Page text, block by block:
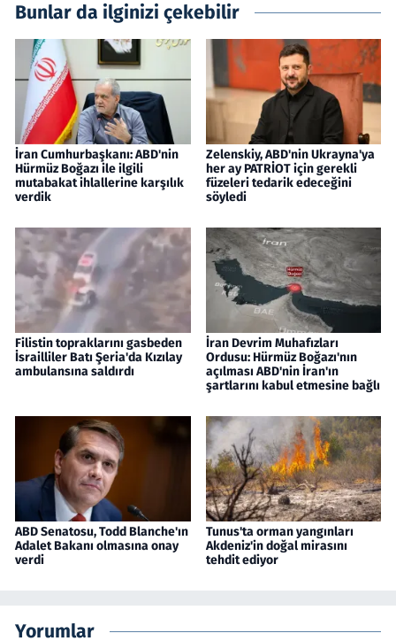
Bunlar da ilginizi çekebilir
İran Cumhurbaşkanı: ABD'nin
Hürmüz Boğazı ile ilgili
mutabakat ihlallerine karşılık
verdik
Zelenskiy, ABD'nin Ukrayna'ya
her ay PATRİOT için gerekli
füzeleri tedarik edeceğini
söyledi
Filistin topraklarını gasbeden
İsrailliler Batı Şeria'da Kızılay
ambulansına saldırdı
İran Devrim Muhafızları
Ordusu: Hürmüz Boğazı'nın
açılması ABD'nin İran'ın
şartlarını kabul etmesine bağlı
ABD Senatosu, Todd Blanche'ın
Adalet Bakanı olmasına onay
verdi
Tunus'ta orman yangınları
Akdeniz'in doğal mirasını
tehdit ediyor
Yorumlar